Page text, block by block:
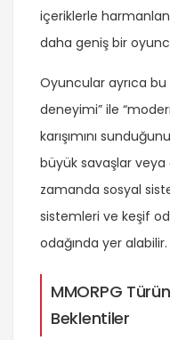
içeriklerle
daha geniş bir
Oyuncular ayrıca bu
deneyimi” ile
karışımını
büyük savaşlar veya
zamanda sosyal
sistemleri ve keşif
odağında yer alabilir.
MMORPG
Beklentiler